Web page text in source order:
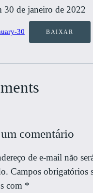
30 de janeiro de 2022
30 BAIXAR
comentário
de e-mail não
Campos obrigatórios
com *